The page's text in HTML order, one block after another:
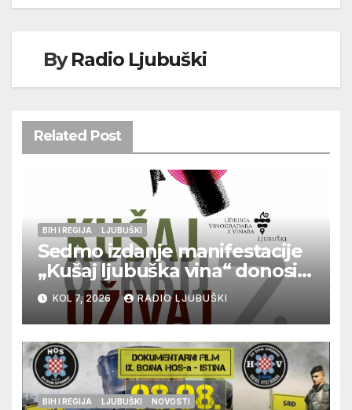
ByRadio Ljubuški
Related Post
BIH I REGIJA LJUBUŠKI
Sedmo izdanje manifestacije
„Kušaj ljubuška vina“ donosi
vrhunska vina, gastronomiju i
glazbu
KOL 7, 2026 RADIO LJUBUŠKI
BIH I REGIJA LJUBUŠKI NOVOSTI